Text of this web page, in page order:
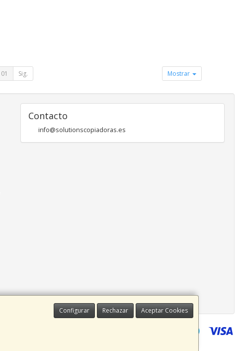
01 Sig. Mostrar
Configurar Rechazar Aceptar Cookies
Contacto
info@solutionscopiadoras.es